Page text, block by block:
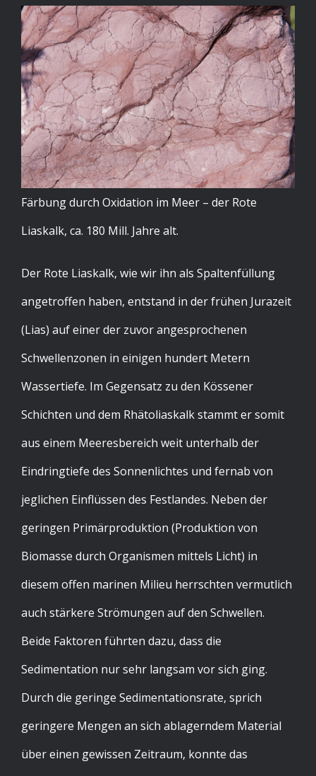
Färbung durch Oxidation im Meer – der Rote
Liaskalk, ca. 180 Mill. Jahre alt.
Der Rote Liaskalk, wie wir ihn als Spaltenfüllung
angetroffen haben, entstand in der frühen Jurazeit
(Lias) auf einer der zuvor angesprochenen
Schwellenzonen in einigen hundert Metern
Wassertiefe. Im Gegensatz zu den Kössener
Schichten und dem Rhätoliaskalk stammt er somit
aus einem Meeresbereich weit unterhalb der
Eindringtiefe des Sonnenlichtes und fernab von
jeglichen Einflüssen des Festlandes. Neben der
geringen Primärproduktion (Produktion von
Biomasse durch Organismen mittels Licht) in
diesem offen marinen Milieu herrschten vermutlich
auch stärkere Strömungen auf den Schwellen.
Beide Faktoren führten dazu, dass die
Sedimentation nur sehr langsam vor sich ging.
Durch die geringe Sedimentationsrate, sprich
geringere Mengen an sich ablagerndem Material
über einen gewissen Zeitraum, konnte das